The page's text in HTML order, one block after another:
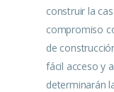
construir la
compromiso
de
fácil acceso y
determinarán